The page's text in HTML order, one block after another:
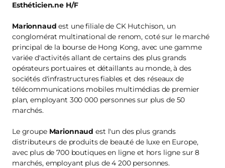
Esthéticien.ne H/F
Marionnaud est une filiale de CK Hutchison, un
conglomérat multinational de renom, coté sur le marché
principal de la bourse de Hong Kong, avec une gamme
variée d'activités allant de certains des plus grands
opérateurs portuaires et détaillants au monde, à des
sociétés d'infrastructures fiables et des réseaux de
télécommunications mobiles multimédias de premier
plan, employant 300 000 personnes sur plus de 50
marchés.
Le groupe Marionnaud est l'un des plus grands
distributeurs de produits de beauté de luxe en Europe,
avec plus de 700 boutiques en ligne et hors ligne sur 8
marchés, employant plus de 4 200 personnes.